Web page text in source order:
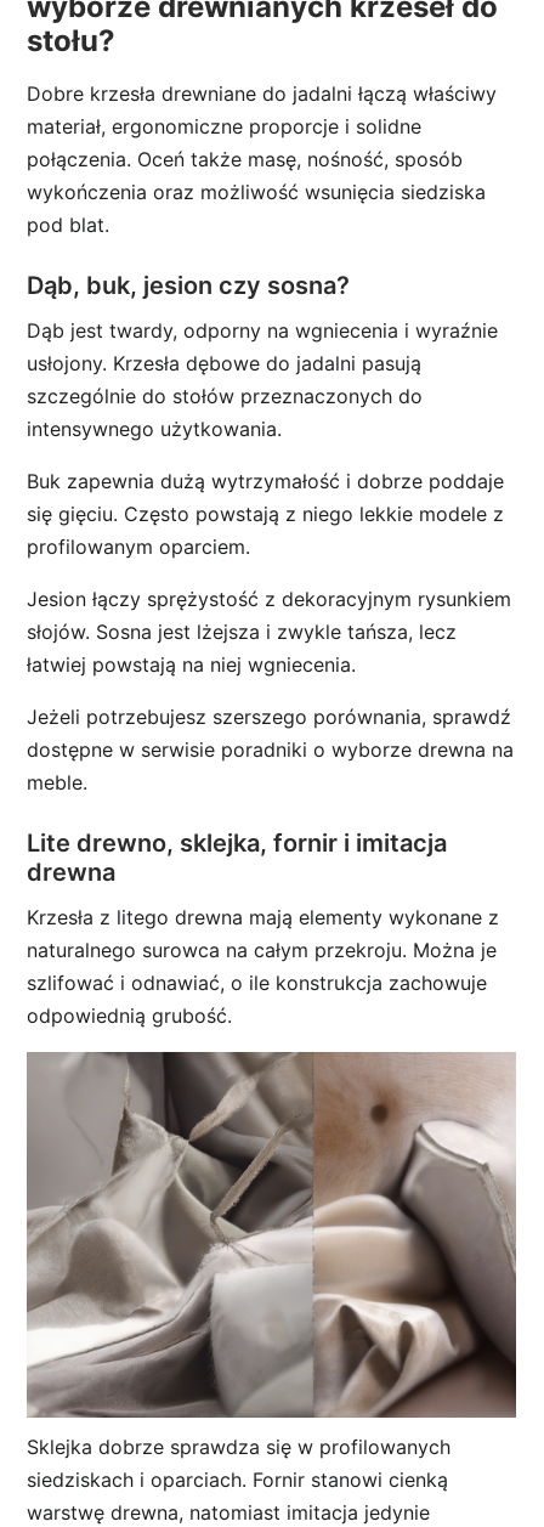
stołu?
Dobre krzesła drewniane do jadalni łączą właściwy
materiał, ergonomiczne proporcje i solidne
połączenia. Oceń także masę, nośność, sposób
wykończenia oraz możliwość wsunięcia siedziska
pod blat.
Dąb, buk, jesion czy sosna?
Dąb jest twardy, odporny na wgniecenia i wyraźnie
usłojony. Krzesła dębowe do jadalni pasują
szczególnie do stołów przeznaczonych do
intensywnego użytkowania.
Buk zapewnia dużą wytrzymałość i dobrze poddaje
się gięciu. Często powstają z niego lekkie modele z
profilowanym oparciem.
Jesion łączy sprężystość z dekoracyjnym rysunkiem
słojów. Sosna jest lżejsza i zwykle tańsza, lecz
łatwiej powstają na niej wgniecenia.
Jeżeli potrzebujesz szerszego porównania, sprawdź
dostępne w serwisie poradniki o wyborze drewna na
meble.
Lite drewno, sklejka, fornir i imitacja
drewna
Krzesła z litego drewna mają elementy wykonane z
naturalnego surowca na całym przekroju. Można je
szlifować i odnawiać, o ile konstrukcja zachowuje
odpowiednią grubość.
Sklejka dobrze sprawdza się w profilowanych
siedziskach i oparciach. Fornir stanowi cienką
warstwę drewna, natomiast imitacja jedynie